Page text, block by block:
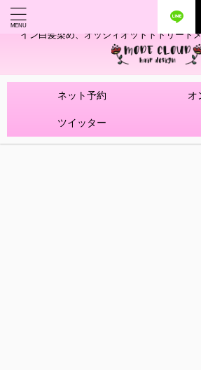
艶ツヤヘアカラー！髪質改善トリートメント
イン白髪染め、オッジィオットトトリート
ネット予約 オ
ツイッター